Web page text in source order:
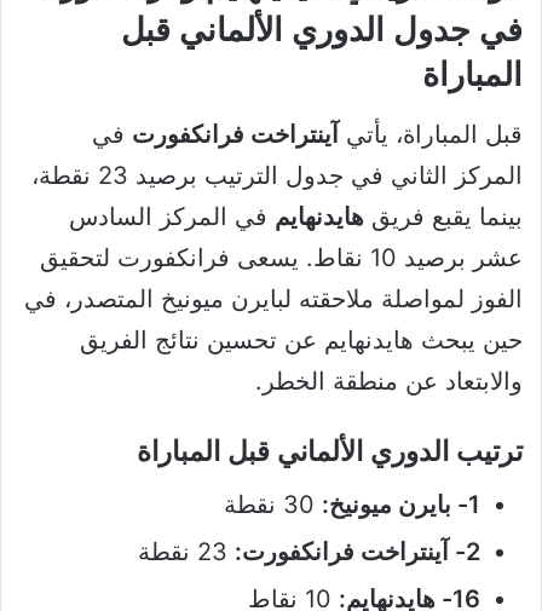
في جدول الدوري الألماني قبل
المباراة
قبل المباراة، يأتي آينتراخت فرانكفورت في
المركز الثاني في جدول الترتيب برصيد 23 نقطة،
بينما يقبع فريق هايدنهايم في المركز السادس
عشر برصيد 10 نقاط. يسعى فرانكفورت لتحقيق
الفوز لمواصلة ملاحقته لبايرن ميونيخ المتصدر، في
حين يبحث هايدنهايم عن تحسين نتائج الفريق
والابتعاد عن منطقة الخطر.
ترتيب الدوري الألماني قبل المباراة
1- بايرن ميونيخ:
2- آينتراخت فرانكفورت:
16- هايدنهايم: